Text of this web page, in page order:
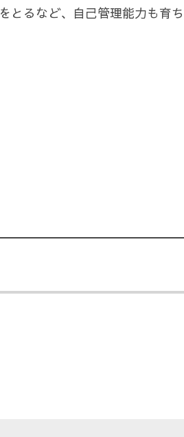
とるなど、自己管理能力も育ち